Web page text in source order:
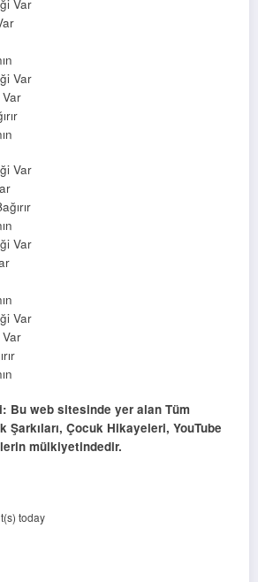
Var
Var
Var
Var
Var
Bu web sitesinde yer alan Tüm
Şarkıları, Çocuk Hikayeleri, YouTube
mülkiyetindedir.
today